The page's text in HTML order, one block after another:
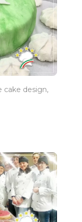
cake design,